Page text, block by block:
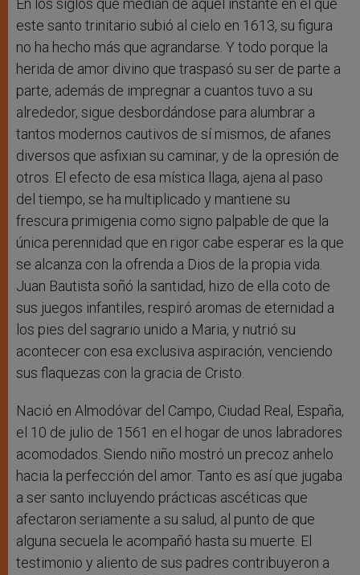
r
En los siglos que median de aquel instante en el que
este santo trinitario subió al cielo en 1613, su figura
no ha hecho más que agrandarse. Y todo porque la
herida de amor divino que traspasó su ser de parte a
parte, además de impregnar a cuantos tuvo a su
alrededor, sigue desbordándose para alumbrar a
tantos modernos cautivos de sí mismos, de afanes
diversos que asfixian su caminar, y de la opresión de
otros. El efecto de esa mística llaga, ajena al paso
del tiempo, se ha multiplicado y mantiene su
frescura primigenia como signo palpable de que la
única perennidad que en rigor cabe esperar es la que
se alcanza con la ofrenda a Dios de la propia vida.
Juan Bautista soñó la santidad, hizo de ella coto de
sus juegos infantiles, respiró aromas de eternidad a
los pies del sagrario unido a Maria, y nutrió su
acontecer con esa exclusiva aspiración, venciendo
sus flaquezas con la gracia de Cristo.
Nació en Almodóvar del Campo, Ciudad Real, España,
el 10 de julio de 1561 en el hogar de unos labradores
acomodados. Siendo niño mostró un precoz anhelo
hacia la perfección del amor. Tanto es así que jugaba
a ser santo incluyendo prácticas ascéticas que
afectaron seriamente a su salud, al punto de que
alguna secuela le acompañó hasta su muerte. El
testimonio y aliento de sus padres contribuyeron a